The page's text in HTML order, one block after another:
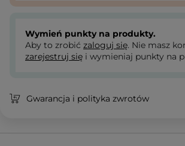
Wymień punkty na produkty.
Aby to zrobić zaloguj się. Nie masz
zarejestruj się i wymieniaj punkty na
Gwarancja i polityka zwrotów